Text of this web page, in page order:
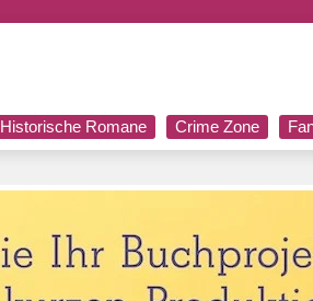
Historische Romane Crime Zone